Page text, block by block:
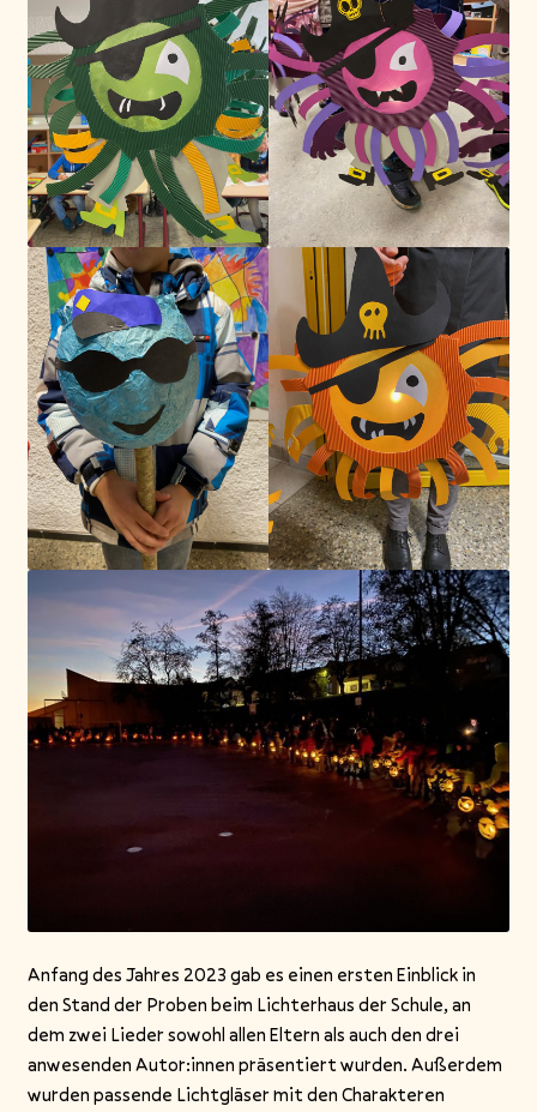
Anfang des Jahres 2023 gab es einen ersten Einblick in
den Stand der Proben beim Lichterhaus der Schule, an
dem zwei Lieder sowohl allen Eltern als auch den drei
anwesenden Autor:innen präsentiert wurden. Außerdem
wurden passende Lichtgläser mit den Charakteren